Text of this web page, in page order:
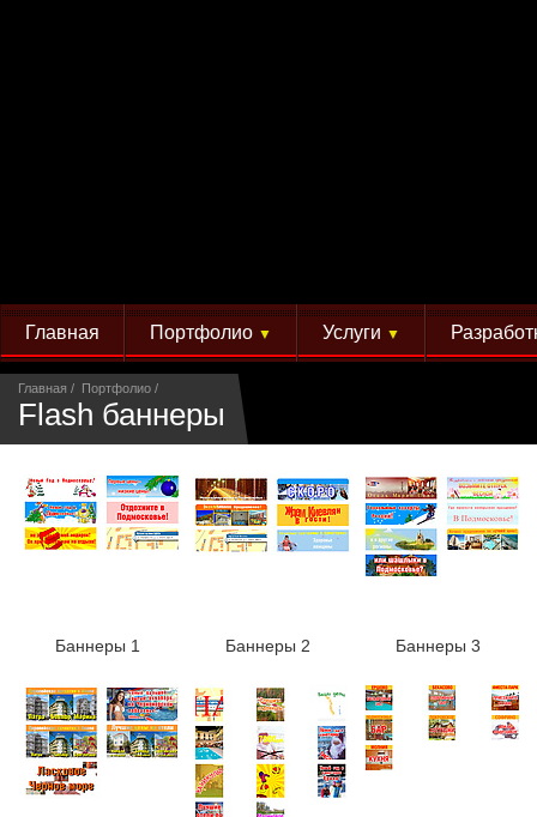
Главная Портфолио ▼ Услуги ▼
Главная Портфолио
Flash баннеры
Баннеры 1 Баннеры 2 Баннеры 3